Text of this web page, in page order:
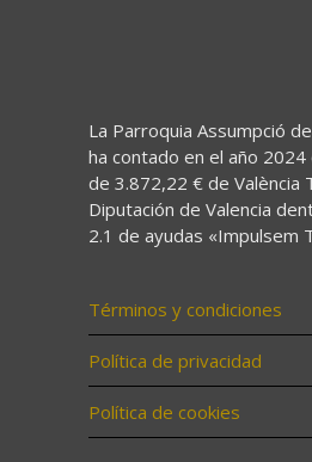
La Parroquia Assumpció
ha contado en el año 2024
de 3.872,22 € de València
Diputación de Valencia
2.1 de ayudas «Impulsem
Términos y condiciones
Política de privacidad
Política de cookies